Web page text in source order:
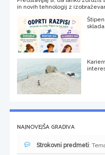
in novih tehnologij z
NAJNOVEJŠA GRADIVA
Strokovni predmeti: